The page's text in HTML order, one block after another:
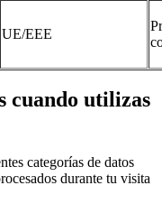
UE/EEE
cuando utilizas
categorías de datos
durante tu visita